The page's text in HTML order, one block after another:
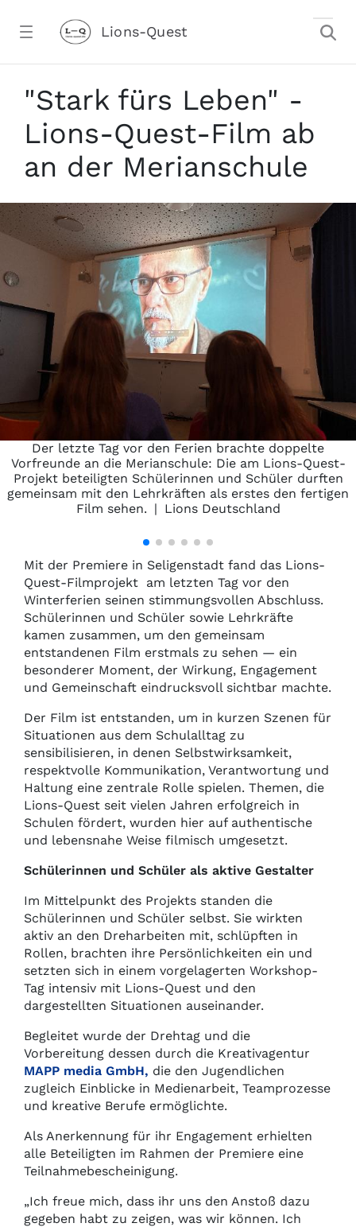
Lions-Quest
"Stark fürs Leben" -
Lions-Quest-Film ab
an der Merianschule
Der letzte Tag vor den Ferien brachte doppelte
Vorfreunde an die Merianschule: Die am Lions-Quest-
Projekt beteiligten Schülerinnen und Schüler durften
gemeinsam mit den Lehrkräften als erstes den fertigen
Film sehen. | Lions Deutschland
Mit der Premiere in Seligenstadt fand das Lions-
Quest-Filmprojekt am letzten Tag vor den
Winterferien seinen stimmungsvollen Abschluss.
Schülerinnen und Schüler sowie Lehrkräfte
kamen zusammen, um den gemeinsam
entstandenen Film erstmals zu sehen — ein
besonderer Moment, der Wirkung, Engagement
und Gemeinschaft eindrucksvoll sichtbar machte.
Der Film ist entstanden, um in kurzen Szenen für
Situationen aus dem Schulalltag zu
sensibilisieren, in denen Selbstwirksamkeit,
respektvolle Kommunikation, Verantwortung und
Haltung eine zentrale Rolle spielen. Themen, die
Lions-Quest seit vielen Jahren erfolgreich in
Schulen fördert, wurden hier auf authentische
und lebensnahe Weise filmisch umgesetzt.
Schülerinnen und Schüler als aktive Gestalter
Im Mittelpunkt des Projekts standen die
Schülerinnen und Schüler selbst. Sie wirkten
aktiv an den Dreharbeiten mit, schlüpften in
Rollen, brachten ihre Persönlichkeiten ein und
setzten sich in einem vorgelagerten Workshop-
Tag intensiv mit Lions-Quest und den
dargestellten Situationen auseinander.
Begleitet wurde der Drehtag und die
Vorbereitung dessen durch die Kreativagentur
MAPP media GmbH, die den Jugendlichen
zugleich Einblicke in Medienarbeit, Teamprozesse
und kreative Berufe ermöglichte.
Als Anerkennung für ihr Engagement erhielten
alle Beteiligten im Rahmen der Premiere eine
Teilnahmebescheinigung.
„Ich freue mich, dass ihr uns den Anstoß dazu
gegeben habt zu zeigen, was wir können. Ich